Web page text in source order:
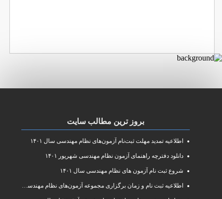
بروز ترین مطالب سایت
اطلاعیه تمدید مهلت ثبت‌نام آزمون‌های نظام مهندسی سال ۱۴۰۱
دانلود دفترچه راهنمای آزمون نظام مهندسی شهریور ۱۴۰۱
شروع ثبت نام آزمون های نظام مهندسی سال ۱۴۰۱
اطلاعیه ثبت نام و زمان برگزاری مجموعه آزمون‌های نظام مهندسی ساختمان سال ۱۴۰۱